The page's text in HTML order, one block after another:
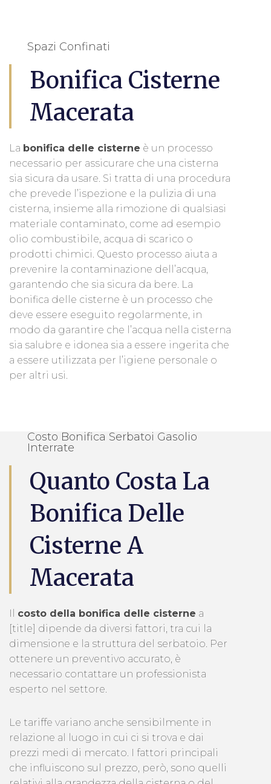
Spazi Confinati
Bonifica Cisterne
Macerata
La bonifica delle cisterne è un processo
necessario per assicurare che una cisterna
sia sicura da usare. Si tratta di una procedura
che prevede l’ispezione e la pulizia di una
cisterna, insieme alla rimozione di qualsiasi
materiale contaminato, come ad esempio
olio combustibile, acqua di scarico o
prodotti chimici. Questo processo aiuta a
prevenire la contaminazione dell’acqua,
garantendo che sia sicura da bere. La
bonifica delle cisterne è un processo che
deve essere eseguito regolarmente, in
modo da garantire che l’acqua nella cisterna
sia salubre e idonea sia a essere ingerita che
a essere utilizzata per l’igiene personale o
per altri usi.
Costo Bonifica Serbatoi Gasolio
Interrate
Quanto Costa La
Bonifica Delle
Cisterne A
Macerata
costo della bonifica delle cisterne a
[title] dipende da diversi fattori, tra cui la
dimensione e la struttura del serbatoio. Per
ottenere un preventivo accurato, è
necessario contattare un professionista
esperto nel settore.
Le tariffe variano anche sensibilmente in
relazione al luogo in cui ci si trova e dai
prezzi medi di mercato. I fattori principali
che influiscono sul prezzo, però, sono quelli